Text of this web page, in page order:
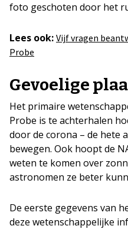
foto geschoten door het
Lees ook: Vijf vragen
Probe
Gevoelige
Het primaire
Probe is te achterhalen
door de corona – de hete
bewegen. Ook hoopt de
weten te komen over
astronomen ze beter
De eerste gegevens van
deze wetenschappelijke